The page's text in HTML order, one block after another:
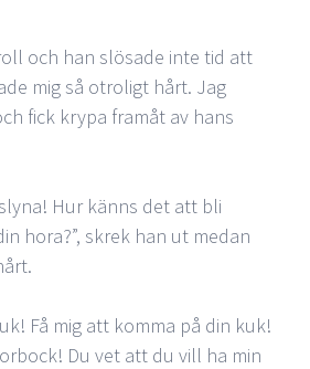
och han slösade inte tid att
mig så otroligt hårt. Jag
fick krypa framåt av hans
Hur känns det att bli
hora?”, skrek han ut medan
Få mig att komma på din kuk!
Du vet att du vill ha min